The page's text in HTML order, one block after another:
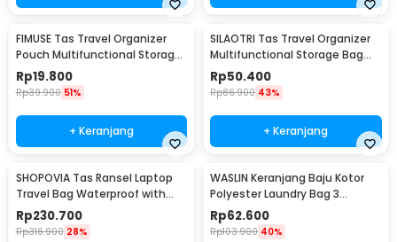
FIMUSE Tas Travel Organizer
Pouch Multifunctional Storage
Bag - F15
Rp19.800
Rp39.900 51%
+ Keranjang
SILAOTRI Tas Travel Organizer
Multifunctional Storage Bag
Waterproof - SLR24
Rp50.400
Rp86.900 43%
+ Keranjang
SHOPOVIA Tas Ransel Laptop
Travel Bag Waterproof with
USB Port 35L - KC14
Rp230.700
Rp316.900 28%
WASLIN Keranjang Baju Kotor
Polyester Laundry Bag 3
Sections - WS30
Rp62.600
Rp103.900 40%